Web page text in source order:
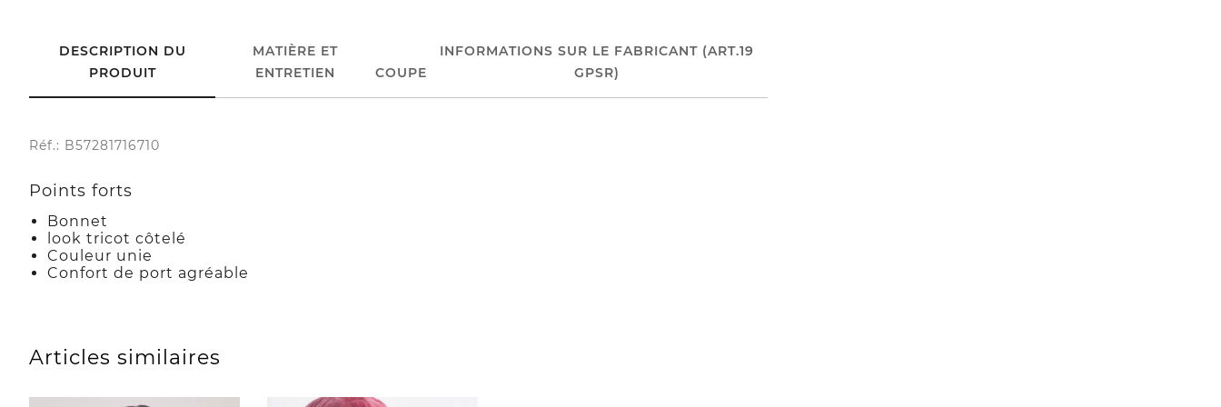
DESCRIPTION DU
PRODUIT
MATIÈRE ET
ENTRETIEN
COUPE
INFORMATIONS SUR LE FABRICANT (ART.19
GPSR)
Réf.: B57281716710
Points forts
Bonnet
look tricot côtelé
Couleur unie
Confort de port agréable
Articles similaires